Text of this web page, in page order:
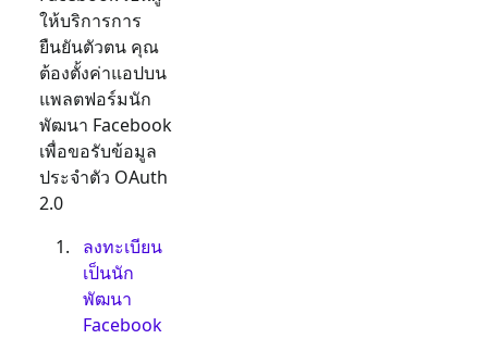
ให้บริการการ
ยืนยันตัวตน คุณ
ต้องตั้งค่าแอปบน
แพลตฟอร์มนัก
พัฒนา Facebook
เพื่อขอรับข้อมูล
ประจำตัว OAuth
2.0
ลงทะเบียน
เป็นนัก
พัฒนา
Facebook